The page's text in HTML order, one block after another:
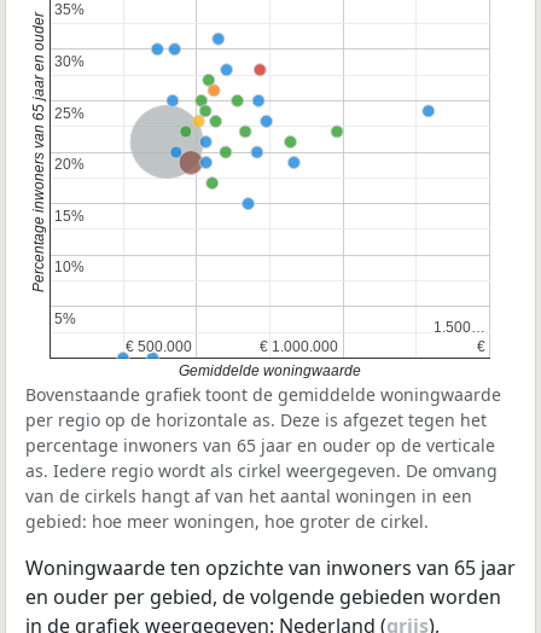
Nederland
Provincie Utrecht
€ 500.000
€ 500.000 € 1.000.000
€ 1.000.000 €
€
1.500…
1.500…
5%
5%
10%
10%
15%
15%
20%
20%
25%
25%
30%
30%
35%
35%
Gemiddelde woningwaarde
Percentage inwoners van 65 jaar en ouder
Bovenstaande grafiek toont de gemiddelde woningwaarde
per regio op de horizontale as. Deze is afgezet tegen het
percentage inwoners van 65 jaar en ouder op de verticale
as. Iedere regio wordt als cirkel weergegeven. De omvang
van de cirkels hangt af van het aantal woningen in een
gebied: hoe meer woningen, hoe groter de cirkel.
Woningwaarde ten opzichte van inwoners van 65 jaar
en ouder per gebied, de volgende gebieden worden
in de grafiek weergegeven: Nederland (grijs),